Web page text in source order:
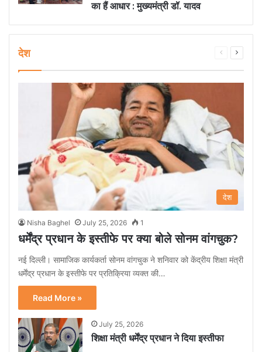
का हैं आधार : मुख्यमंत्री डॉ. यादव
देश
Previous
Next
देश
Nisha Baghel July 25, 2026 1
धर्मेंद्र प्रधान के इस्तीफे पर क्या बोले सोनम वांगचुक?
नई दिल्ली। सामाजिक कार्यकर्ता सोनम वांगचुक ने शनिवार को केंद्रीय शिक्षा मंत्री
धर्मेंद्र प्रधान के इस्तीफे पर प्रतिक्रिया व्यक्त की…
Read More »
July 25, 2026
शिक्षा मंत्री धर्मेंद्र प्रधान ने दिया इस्तीफा